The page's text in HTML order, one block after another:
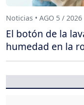
Noticias • AGO 5 / 2026
El botón de la
humedad en la